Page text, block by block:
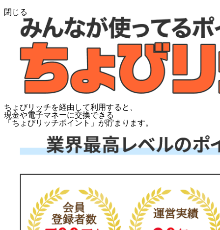
閉じる
ちょびリッチを経由して利用すると、
現金や電子マネーに交換できる
「 ちょびリッチポイント 」が貯まります。